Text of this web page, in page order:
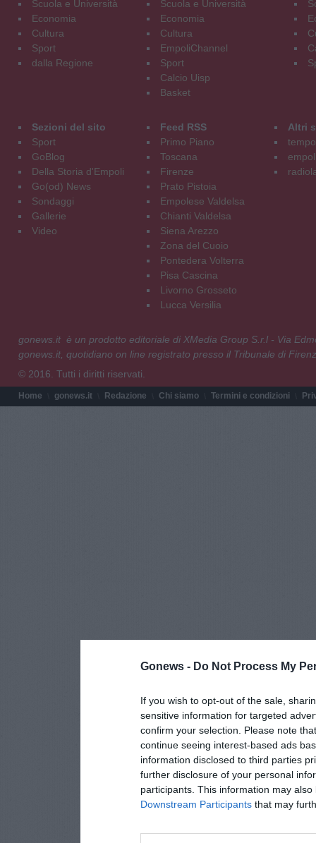
Gonews - Do Not Process My
If you wish to opt-out of the sale,
sensitive information for targeted
confirm your selection. Please note
continue seeing interest-based ads
information disclosed to third parties
further disclosure of your personal
participants. This information may
Downstream Participants that may
Scuola e Università
Economia
Cultura
Sport
dalla Regione
Scuola e Università
Economia
Cultura
EmpoliChannel
Sport
Calcio Uisp
Basket
Sezioni del sito
Sport
GoBlog
Della Storia d'Empoli
Go(od) News
Sondaggi
Gallerie
Video
Feed RSS
Primo Piano
Toscana
Firenze
Prato Pistoia
Empolese Valdelsa
Chianti Valdelsa
Siena Arezzo
Zona del Cuoio
Pontedera Volterra
Pisa Cascina
Livorno Grosseto
Lucca Versilia
Altri
gonews.it è un prodotto editoriale di XMedia Group S.r.l - Via
gonews.it, quotidiano on line registrato presso il Tribunale di
© 2016. Tutti i diritti riservati.
Home gonews.it Redazione Chi siamo Termini e condizioni